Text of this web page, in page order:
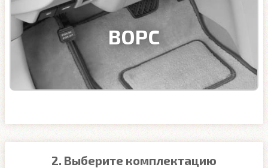
ВОРС
2. Выберите комплектацию